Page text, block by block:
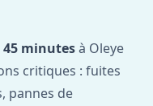
45 minutesà Oleye
critiques : fuites
pannes de